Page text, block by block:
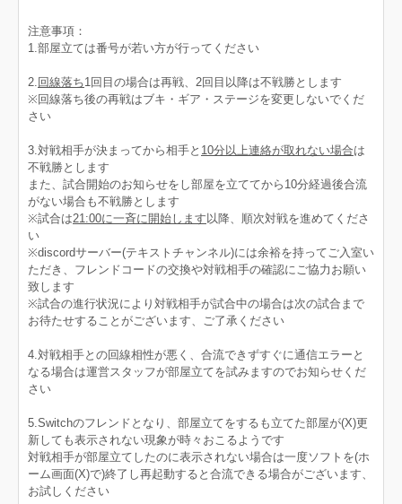
注意事項：
1.部屋立ては番号が若い方が行ってください
2. 回線落ち1回目の場合は再戦、2回目以降は不戦勝とします
※回線落ち後の再戦はブキ・ギア・ステージを変更しないでくだ
さい
3.対戦相手が決まってから相手と 10分以上連絡が取れない場合は
不戦勝とします
また、試合開始のお知らせをし部屋を立ててから10分経過後合流
がない場合も不戦勝とします
※試合は21:00に一斉に開始します 以降、順次対戦を進めてくださ
い
※discordサーバー(テキストチャンネル)には余裕を持ってご入室い
ただき、フレンドコードの交換や対戦相手の確認にご協力お願い
致します
※試合の進行状況により対戦相手が試合中の場合は次の試合まで
お待たせすることがございます、ご了承ください
4.対戦相手との回線相性が悪く、合流できずすぐに通信エラーと
なる場合は運営スタッフが部屋立てを試みますのでお知らせくだ
さい
5.Switchのフレンドとなり、部屋立てをするも立てた部屋が(X)更
新しても表示されない現象が時々おこるようです
対戦相手が部屋立てしたのに表示されない場合は一度ソフトを(ホ
ーム画面(X)で)終了し再起動すると合流できる場合がございます、
お試しください